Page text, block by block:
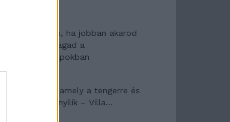
10 tanács, ha jobban akarod
érezni magad a
hétköznapokban
Egy ház, amely a tengerre és
a fényre nyílik – Villa...